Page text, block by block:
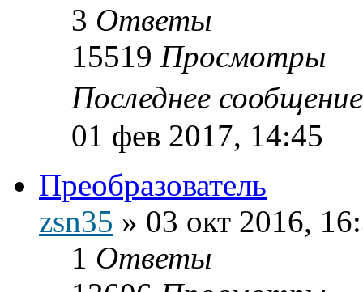
3 Ответы
15519 Просмотры
Последнее
01 фев 2017, 14:45
Преобразователь
zsn35 » 03 окт 2016,
1 Ответы